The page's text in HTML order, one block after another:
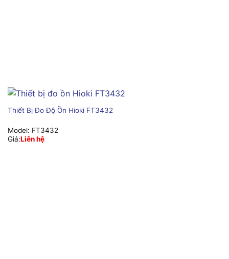
Thiết Bị Đo Độ Ồn Hioki FT3432
Model: FT3432
Giá:Liên hệ